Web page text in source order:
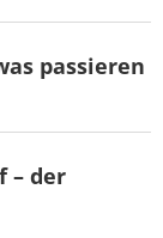
passieren
– der